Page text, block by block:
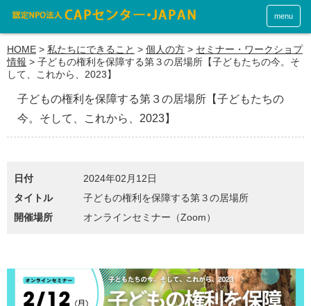
menu
HOME > 私たちにできること > 個人の方 > セミナー・ワークショプ
情報 > 子どもの権利を保障する第３の居場所【子どもたちの今。そ
して、これから、2023】
子どもの権利を保障する第３の居場所【子どもたちの
今。そして、これから、2023】
日付
2024年02月12日
タイトル
子どもの権利を保障する第３の居場所
開催場所
オンラインセミナー（Zoom）